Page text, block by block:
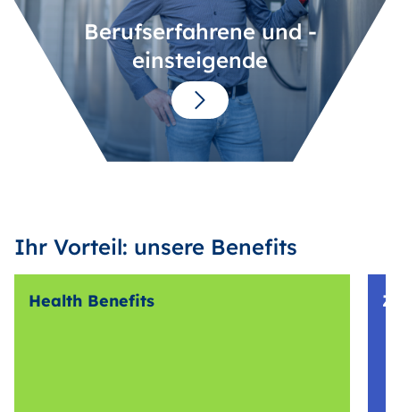
Berufserfahrene und -
einsteigende
Ihr Vorteil: unsere Benefits
Health Benefits